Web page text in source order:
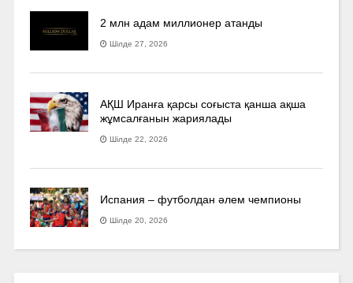
2 млн адам миллионер атанды
Шілде 27, 2026
АҚШ Иранға қарсы соғыста қанша ақша
жұмсалғанын жариялады
Шілде 22, 2026
Испания – футболдан әлем чемпионы
Шілде 20, 2026